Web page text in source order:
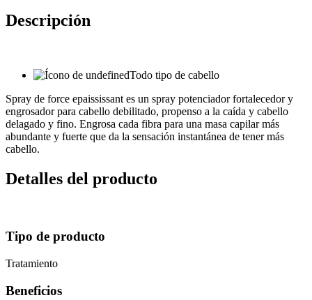
Descripción
Todo tipo de cabello
Spray de force epaississant es un spray potenciador fortalecedor y
engrosador para cabello debilitado, propenso a la caída y cabello
delagado y fino. Engrosa cada fibra para una masa capilar más
abundante y fuerte que da la sensación instantánea de tener más
cabello.
Detalles del producto
Tipo de producto
Tratamiento
Beneficios